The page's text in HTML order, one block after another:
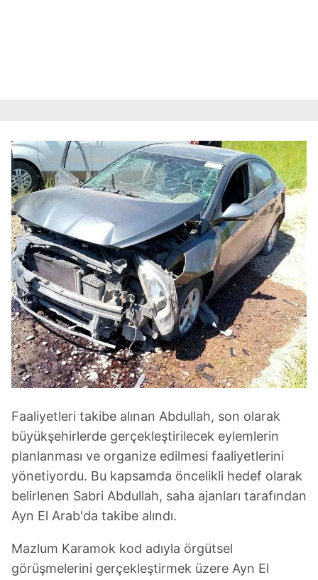
Faaliyetleri takibe alınan Abdullah, son olarak
büyükşehirlerde gerçekleştirilecek eylemlerin
planlanması ve organize edilmesi faaliyetlerini
yönetiyordu. Bu kapsamda öncelikli hedef olarak
belirlenen Sabri Abdullah, saha ajanları tarafından
Ayn El Arab'da takibe alındı.
Mazlum Karamok kod adıyla örgütsel
görüşmelerini gerçekleştirmek üzere Ayn El